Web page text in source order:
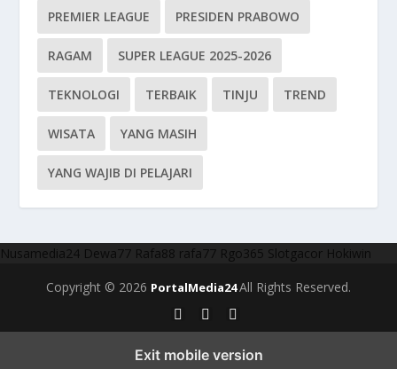
PREMIER LEAGUE PRESIDEN PRABOWO
RAGAM SUPER LEAGUE 2025-2026
TEKNOLOGI TERBAIK TINJU TREND
WISATA YANG MASIH
YANG WAJIB DI PELAJARI
Nusamedia24 Dewa77 Rafa88 rafa77 Rgo365 Slotgacor Hokiwin
Copyright © 2026 PortalMedia24All Rights Reserved.
Exit mobile version